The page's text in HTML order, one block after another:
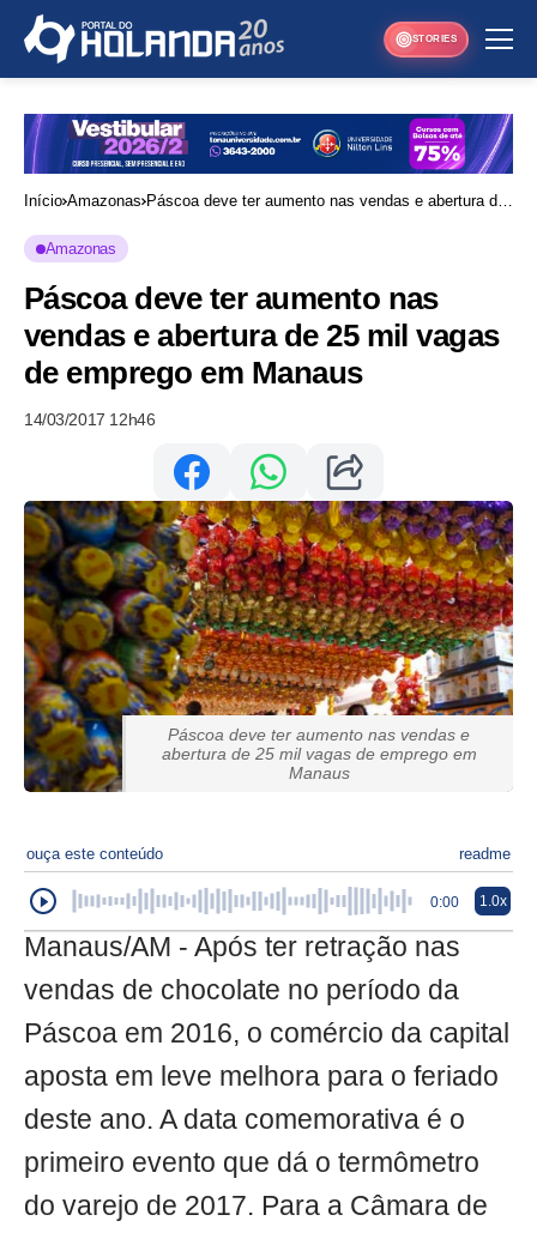
STORIES
Início Amazonas Páscoa deve ter aumento nas vendas e abertura de
Amazonas
Páscoa deve ter aumento nas
vendas e abertura de 25 mil vagas
de emprego em Manaus
14/03/2017 12h46
Páscoa deve ter aumento nas vendas e
abertura de 25 mil vagas de emprego em
Manaus
ouça este conteúdo readme
0:00 1.0x
Manaus/AM - Após ter retração nas
vendas de chocolate no período da
Páscoa em 2016, o comércio da capital
aposta em leve melhora para o feriado
deste ano. A data comemorativa é o
primeiro evento que dá o termômetro
do varejo de 2017. Para a Câmara de